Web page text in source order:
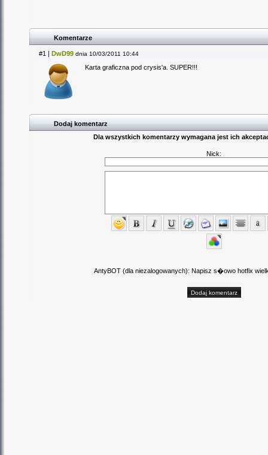
Komentarze
#1 |DwD99 dnia 10/03/2011 10:44
Karta graficzna pod crysis'a. SUPER!!!
Dodaj komentarz
Dla wszystkich komentarzy wymagana jest ich
Nick:
AntyBOT (dla niezalogowanych): Napisz s�owo hotfix